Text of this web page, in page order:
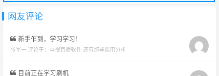
网友评论
新手乍到，学习学习！
张军一 评论于： 电视直播软件 还有那些能用分析
目前正在学习刷机